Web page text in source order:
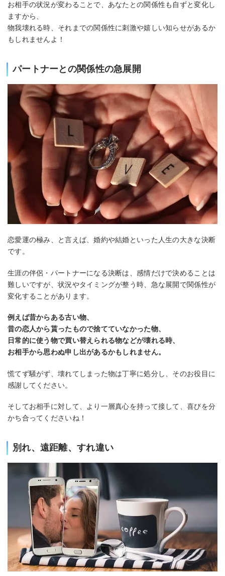
お相手の状況が変わることで、あなたとの関係性も自ずと変化し
ますから、
物我壊れる時、それまでの関係性に刺激や嬉しい知らせがあるか
もしれませんよ！
パートナーとの関係性の急展開
恋愛運の極み、と言えば、婚約や結婚といった人生の大きな決断
です。
生涯の伴侶・パートナーになる決断は、感情だけで決めることは
難しいですが、状況やタイミングが整う時、急な展開で関係性が
変化することがあります。
例えば昔からある古い物、
昔の恋人から貰ったもので捨てていなかった物、
日常的に使う物で買い替えられる物などが壊れる時、
お相手から思わぬ申し出があるかもしれません。
慌てず騒がず、壊れてしまった物は丁寧に処分し、そのお役目に
感謝してください。
そしてお相手に対して、より一層真心を持って接して、喜びを分
かち合ってくださいね！
別れ、遠距離、すれ違い